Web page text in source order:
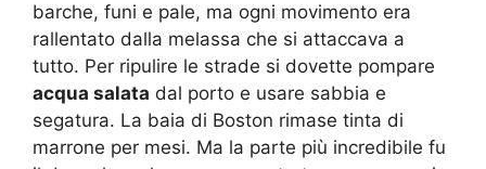
barche, funi e pale, ma ogni movimento era
rallentato dalla melassa che si attaccava a
tutto. Per ripulire le strade si dovette pompare
acqua salata dal porto e usare sabbia e
segatura. La baia di Boston rimase tinta di
marrone per mesi. Ma la parte più incredibile fu